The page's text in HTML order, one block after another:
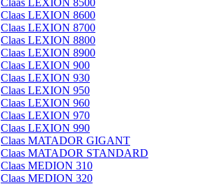
Claas LEXION 8500
Claas LEXION 8600
Claas LEXION 8700
Claas LEXION 8800
Claas LEXION 8900
Claas LEXION 900
Claas LEXION 930
Claas LEXION 950
Claas LEXION 960
Claas LEXION 970
Claas LEXION 990
Claas MATADOR GIGANT
Claas MATADOR STANDARD
Claas MEDION 310
Claas MEDION 320